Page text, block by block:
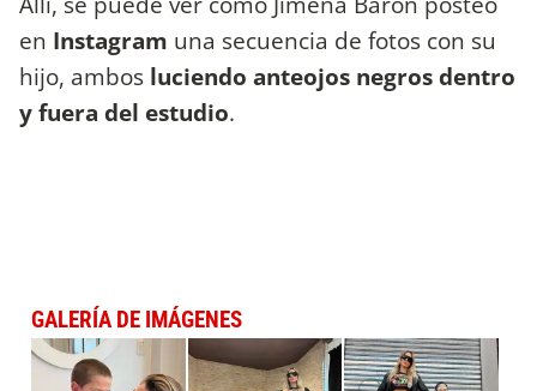
en Instagram una secuencia de fotos con su
hijo, ambos luciendo anteojos negros dentro
y fuera del estudio.
GALERÍA DE IMÁGENES